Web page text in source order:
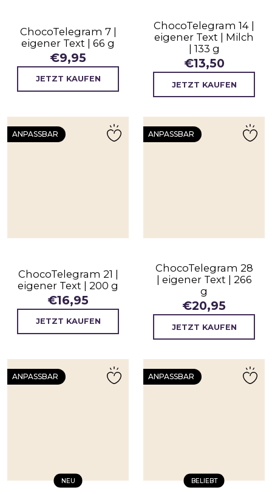
ChocoTelegram 7 |
eigener Text | 66 g
€9,95
JETZT KAUFEN
ChocoTelegram 14 |
eigener Text | Milch
| 133 g
€13,50
JETZT KAUFEN
ANPASSBAR
ChocoTelegram 21 |
eigener Text | 200 g
€16,95
JETZT KAUFEN
ANPASSBAR
ChocoTelegram 28
| eigener Text | 266
g
€20,95
JETZT KAUFEN
ANPASSBAR
NEU
ANPASSBAR
BELIEBT